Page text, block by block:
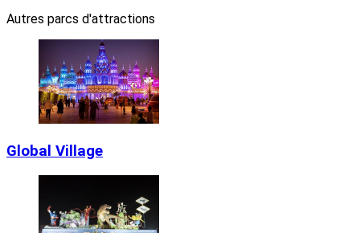
Autres parcs d'attractions
Global Village